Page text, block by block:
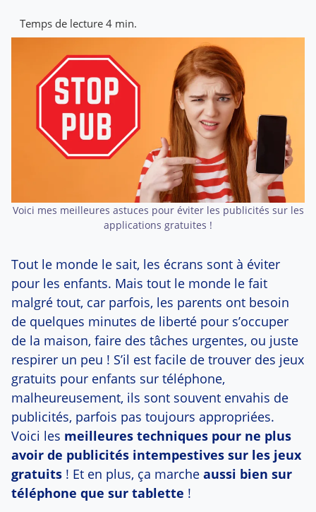
Voici mes meilleures astuces pour éviter les publicités sur les
applications gratuites !
Tout le monde le sait, les écrans sont à éviter
pour les enfants. Mais tout le monde le fait
malgré tout, car parfois, les parents ont besoin
de quelques minutes de liberté pour s’occuper
de la maison, faire des tâches urgentes, ou juste
respirer un peu ! S’il est facile de trouver des jeux
gratuits pour enfants sur téléphone,
malheureusement, ils sont souvent envahis de
publicités, parfois pas toujours appropriées.
Voici les meilleures techniques pour ne plus
avoir de publicités intempestives sur les jeux
gratuits ! Et en plus, ça marche aussi bien sur
téléphone que sur tablette !